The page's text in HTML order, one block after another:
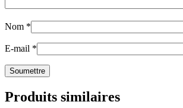
Nom *
E-mail *
Produits similaires